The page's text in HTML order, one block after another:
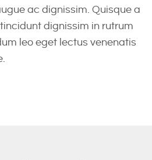
ac dignissim. Quisque a
dignissim in rutrum
leo eget lectus venenatis